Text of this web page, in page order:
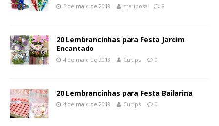
5 de maio de 2018 mariposa 8
20 Lembrancinhas para Festa Jardim
Encantado
4 de maio de 2018 Cultips 0
20 Lembrancinhas para Festa Bailarina
4 de maio de 2018 Cultips 0